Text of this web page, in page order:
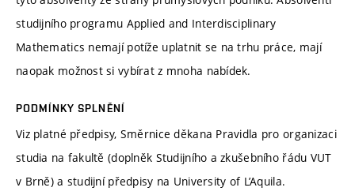
studijního programu Applied and Interdisciplinary
Mathematics nemají potíže uplatnit se na trhu práce, mají
naopak možnost si vybírat z mnoha nabídek.
PODMÍNKY SPLNĚNÍ
Viz platné předpisy, Směrnice děkana Pravidla pro organizaci
studia na fakultě (doplněk Studijního a zkušebního řádu VUT
v Brně) a studijní předpisy na University of L’Aquila.